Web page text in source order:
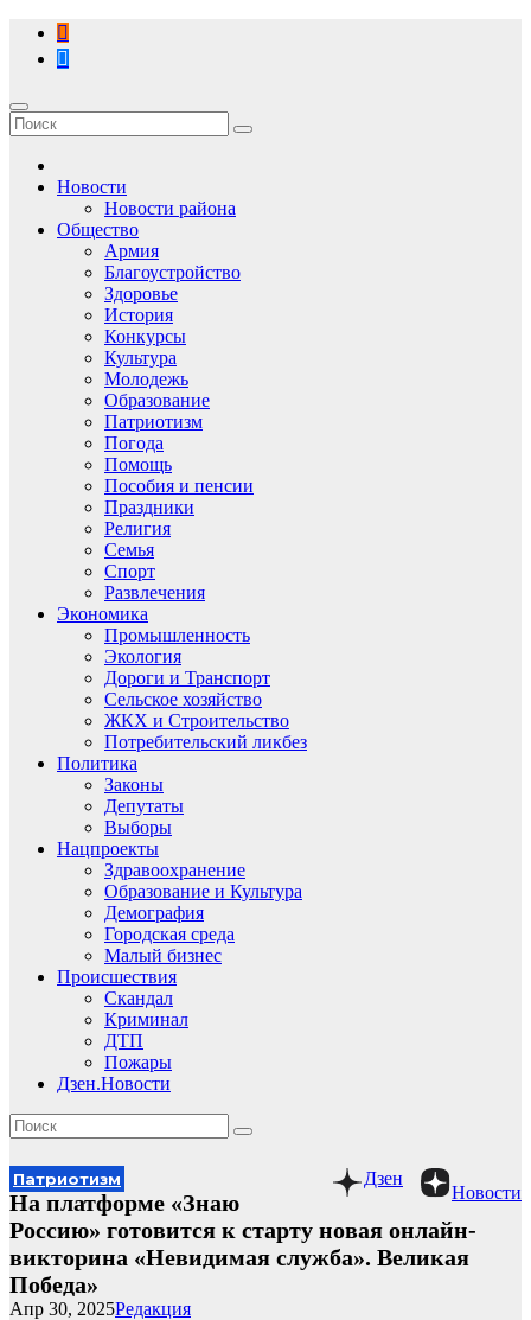
Перейти
содержимому
Новости
Новости района
Общество
Армия
Благоустройство
Здоровье
История
Конкурсы
Культура
Молодежь
Образование
Патриотизм
Погода
Помощь
Пособия и пенсии
Праздники
Религия
Семья
Спорт
Развлечения
Экономика
Промышленность
Экология
Дороги и Транспорт
Сельское хозяйство
ЖКХ и Строительство
Потребительский ликбез
Политика
Законы
Депутаты
Выборы
Нацпроекты
Здравоохранение
Образование и Культура
Демография
Городская среда
Малый бизнес
Происшествия
Скандал
Криминал
ДТП
Пожары
Дзен.Новости
Новости
Дзен
Патриотизм
На платформе «Знаю
Россию» готовится к старту новая онлайн-
викторина «Невидимая служба». Великая
Победа»
Редакция
Апр 30, 2025